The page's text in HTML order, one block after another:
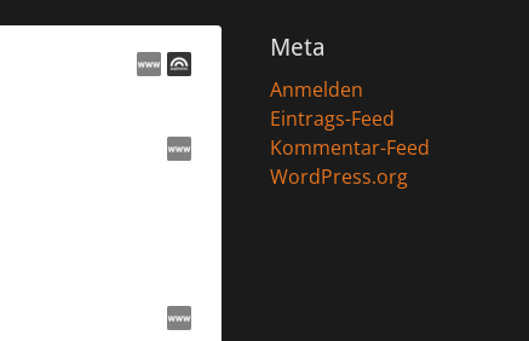
Meta
Anmelden
Eintrags-Feed
Kommentar-Feed
WordPress.org